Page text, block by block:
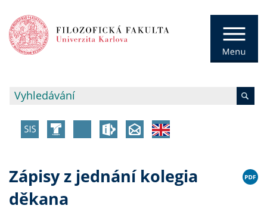
Zápisy z jednání kolegia
děkana